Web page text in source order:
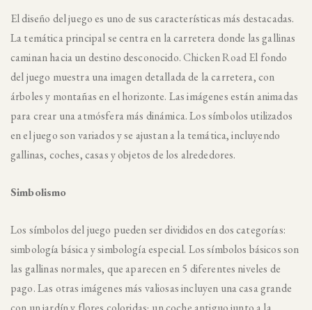
El diseño del juego es uno de sus características más destacadas.
La temática principal se centra en la carretera donde las gallinas
caminan hacia un destino desconocido.Chicken RoadEl fondo
del juego muestra una imagen detallada de la carretera, con
árboles y montañas en el horizonte. Las imágenes están animadas
para crear una atmósfera más dinámica. Los símbolos utilizados
en el juego son variados y se ajustan a la temática, incluyendo
gallinas, coches, casas y objetos de los alrededores.
Simbolismo
Los símbolos del juego pueden ser divididos en dos categorías:
simbología básica y simbología especial. Los símbolos básicos son
las gallinas normales, que aparecen en 5 diferentes niveles de
pago. Las otras imágenes más valiosas incluyen una casa grande